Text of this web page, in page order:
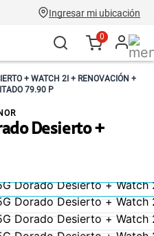
Ingresar mi ubicación
0
+ WATCH 2I + RENOVACIÓN +
79.90 P
Desierto +